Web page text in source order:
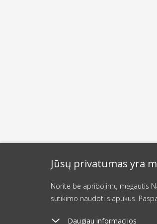
Jūsų privatumas yra
Norite be apribojimų mėgautis
sutikimo naudoti slapukus.
Daugiau informacijos